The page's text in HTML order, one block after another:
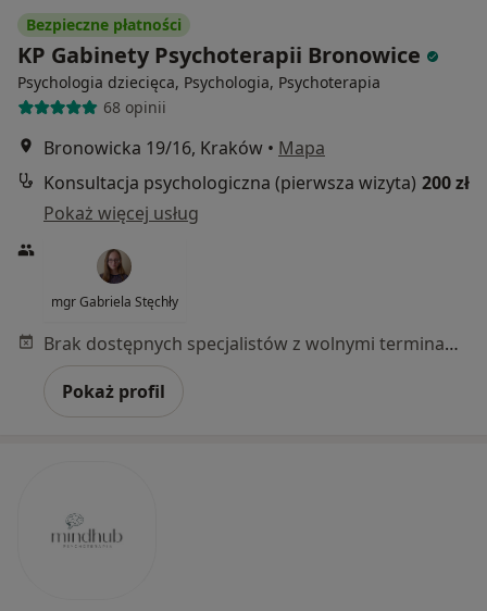
Bezpieczne płatności
KP Gabinety Psychoterapii Bronowice
Psychologia dziecięca, Psychologia, Psychoterapia
68 opinii
Bronowicka 19/16, Kraków • Mapa
Konsultacja psychologiczna (pierwsza wizyta) 200 zł
Pokaż więcej usług
mgr Gabriela Stęchły
Brak dostępnych specjalistów z wolnymi terminami w tym centrum medycznym.
Pokaż profil